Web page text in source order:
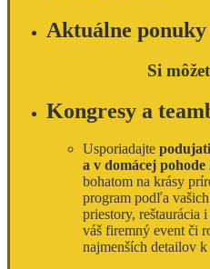
Aktuálne ponuky
Si
Kongresy a
Usporiadajte
a v domácej
bohatom na krásy
program podľa
priestory, reštaurácia
váš firemný event či
najmenších detailov